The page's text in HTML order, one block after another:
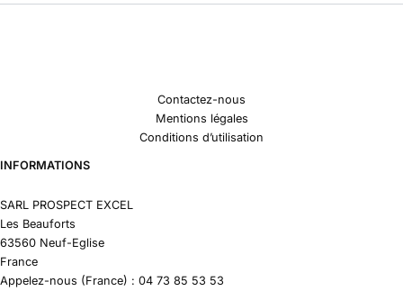
Contactez-nous
Mentions légales
Conditions d’utilisation
INFORMATIONS
SARL PROSPECT EXCEL
Les Beauforts
63560 Neuf-Eglise
France
Appelez-nous (France) : 04 73 85 53 53